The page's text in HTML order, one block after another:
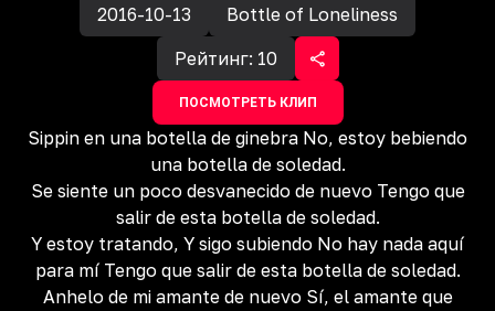
2016-10-13
Bottle of Loneliness
Рейтинг: 10
ПОСМОТРЕТЬ КЛИП
Sippin en una botella de ginebra No, estoy bebiendo
una botella de soledad.
Se siente un poco desvanecido de nuevo Tengo que
salir de esta botella de soledad.
Y estoy tratando, Y sigo subiendo No hay nada aquí
para mí Tengo que salir de esta botella de soledad.
Anhelo de mi amante de nuevo Sí, el amante que